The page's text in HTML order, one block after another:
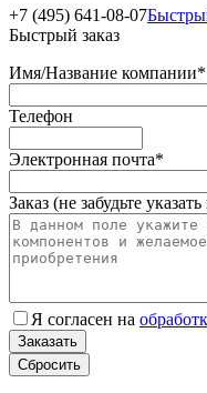
+7 (495) 641-08-07
Быстрый заказ
Имя/Название компании*
Телефон
Электронная почта*
Заказ (не забудьте
Я согласен на